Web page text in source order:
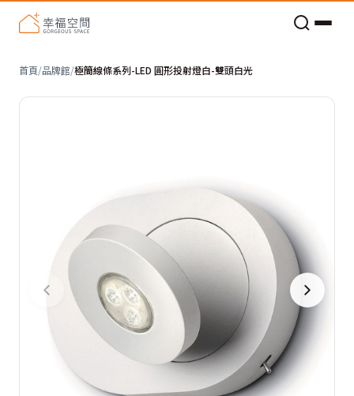
首頁/品牌館/極簡線條系列-LED 圓形投射燈白-雙頭白光